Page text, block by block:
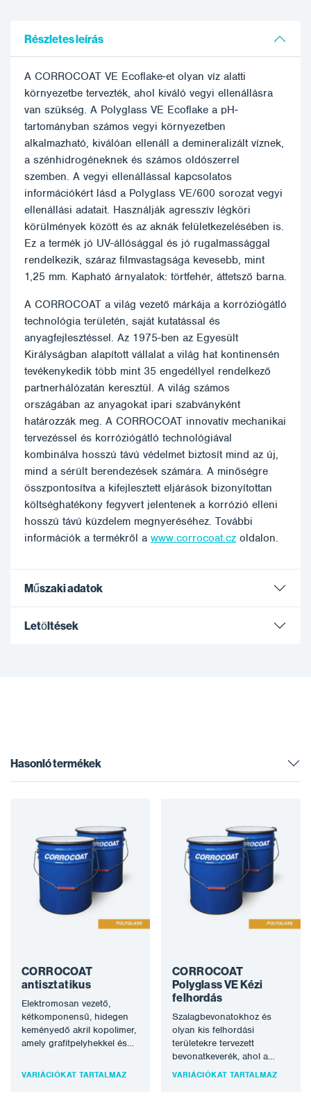
Részletes leírás
A CORROCOAT VE Ecoflake-et olyan víz alatti
környezetbe tervezték, ahol kiváló vegyi ellenállásra
van szükség. A Polyglass VE Ecoflake a pH-
tartományban számos vegyi környezetben
alkalmazható, kiválóan ellenáll a demineralizált víznek,
a szénhidrogéneknek és számos oldószerrel
szemben. A vegyi ellenállással kapcsolatos
információkért lásd a Polyglass VE/600 sorozat vegyi
ellenállási adatait. Használják agresszív légköri
körülmények között és az aknák felületkezelésében is.
Ez a termék jó UV-állósággal és jó rugalmassággal
rendelkezik, száraz filmvastagsága kevesebb, mint
1,25 mm. Kapható árnyalatok: törtfehér, áttetsző barna.
A CORROCOAT a világ vezető márkája a korróziógátló
technológia területén, saját kutatással és
anyagfejlesztéssel. Az 1975-ben az Egyesült
Királyságban alapított vállalat a világ hat kontinensén
tevékenykedik több mint 35 engedéllyel rendelkező
partnerhálózatán keresztül. A világ számos
országában az anyagokat ipari szabványként
határozzák meg. A CORROCOAT innovatív mechanikai
tervezéssel és korróziógátló technológiával
kombinálva hosszú távú védelmet biztosít mind az új,
mind a sérült berendezések számára. A minőségre
összpontosítva a kifejlesztett eljárások bizonyítottan
költséghatékony fegyvert jelentenek a korrózió elleni
hosszú távú küzdelem megnyeréséhez. További
információk a termékről a www.corrocoat.cz oldalon.
Műszaki adatok
Letöltések
Hasonló termékek
CORROCOAT
antisztatikus
Elektromosan vezető,
kétkomponensű, hidegen
keményedő akril kopolimer,
amely grafitpelyhekkel és
üvegmikropelyhekkel van
VARIÁCIÓKAT TARTALMAZ
CORROCOAT
Polyglass VE Kézi
felhordás
Szalagbevonatokhoz és
olyan kis felhordási
területekre tervezett
bevonatkeverék, ahol a
légmentes szórásos
VARIÁCIÓKAT TARTALMAZ